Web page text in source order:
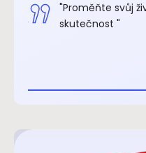
"Proměňte svůj
skutečnost "